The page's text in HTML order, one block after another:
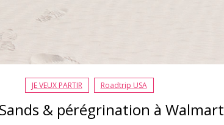
JE VEUX PARTIR Roadtrip USA
& pérégrination à Walmart